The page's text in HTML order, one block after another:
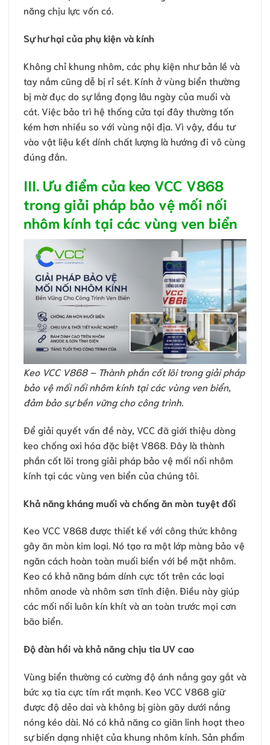
năng chịu lực vốn có.
Sự hư hại của phụ kiện và kính
Không chỉ khung nhôm, các phụ kiện như bản lề và
tay nắm cũng dễ bị rỉ sét. Kính ở vùng biển thường
bị mờ đục do sự lắng đọng lâu ngày của muối và
cát. Việc bảo trì hệ thống cửa tại đây thường tốn
kém hơn nhiều so với vùng nội địa. Vì vậy, đầu tư
vào vật liệu kết dính chất lượng là hướng đi vô cùng
đúng đắn.
III. Ưu điểm của keo VCC V868
trong giải pháp bảo vệ mối nối
nhôm kính tại các vùng ven biển
Keo VCC V868 – Thành phần cốt lõi trong giải pháp
bảo vệ mối nối nhôm kính tại các vùng ven biển,
đảm bảo sự bền vững cho công trình.
Để giải quyết vấn đề này, VCC đã giới thiệu dòng
keo chống oxi hóa đặc biệt V868. Đây là thành
phần cốt lõi trong giải pháp bảo vệ mối nối nhôm
kính tại các vùng ven biển của chúng tôi.
Khả năng kháng muối và chống ăn mòn tuyệt đối
Keo VCC V868 được thiết kế với công thức không
gây ăn mòn kim loại. Nó tạo ra một lớp màng bảo vệ
ngăn cách hoàn toàn muối biển với bề mặt nhôm.
Keo có khả năng bám dính cực tốt trên các loại
nhôm anode và nhôm sơn tĩnh điện. Điều này giúp
các mối nối luôn kín khít và an toàn trước mọi cơn
bão biển.
Độ đàn hồi và khả năng chịu tia UV cao
Vùng biển thường có cường độ ánh nắng gay gắt và
bức xạ tia cực tím rất mạnh. Keo VCC V868 giữ
được độ dẻo dai và không bị giòn gãy dưới nắng
nóng kéo dài. Nó có khả năng co giãn linh hoạt theo
sự biến dạng nhiệt của khung nhôm kính. Sản phẩm